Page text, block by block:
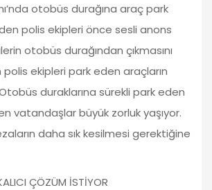
otobüs durağına araç park
polis ekipleri önce sesli anons
otobüs durağından çıkmasını
polis ekipleri park eden araçların
duraklarına sürekli park eden
vatandaşlar büyük zorluk yaşıyor.
daha sık kesilmesi gerektiğine
ÇÖZÜM İSTİYOR